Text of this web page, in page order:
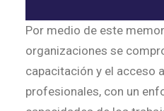
Por medio de este
organizaciones se
capacitación y el acceso
profesionales, con un